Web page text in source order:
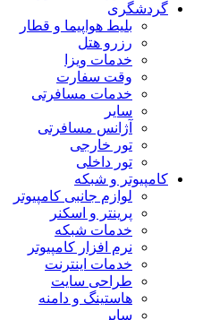
گردشگری
بلیط هواپیما و قطار
رزرو هتل
خدمات ویزا
وقت سفارت
خدمات مسافرتی
سایر
آژانس مسافرتی
تور خارجی
تور داخلی
کامپیوتر و شبکه
لوازم جانبی کامپیوتر
پرینتر و اسکنر
خدمات شبکه
نرم افزار کامپیوتر
خدمات اینترنت
طراحی سایت
هاستینگ و دامنه
سایر